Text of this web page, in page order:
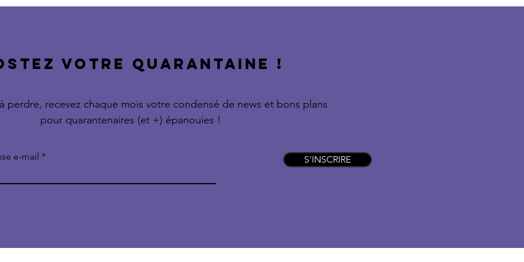
VOTRE QUARANTAINE !
perdre, recevez chaque mois votre condensé de news et bons plans
pour quarantenaires (et +) épanouies !
e-mail S'INSCRIRE